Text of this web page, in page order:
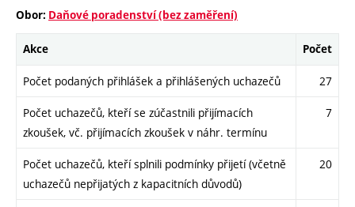
Obor: Daňové poradenství (bez zaměření)
Akce Počet
Počet podaných přihlášek a přihlášených uchazečů 27
Počet uchazečů, kteří se zúčastnili přijímacích
zkoušek, vč. přijímacích zkoušek v náhr. termínu
7
Počet uchazečů, kteří splnili podmínky přijetí (včetně
uchazečů nepřijatých z kapacitních důvodů)
20